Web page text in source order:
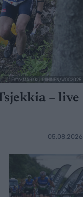
Foto: MARKKU RIIHINEN/WOC2025
– live
05.08.2026